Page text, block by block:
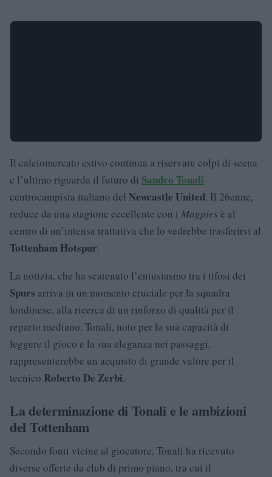
Il calciomercato estivo continua a riservare colpi di scena
e l’ultimo riguarda il futuro di Sandro Tonali
centrocampista italiano del Newcastle United. Il 26enne,
reduce da una stagione eccellente con i Magpies è al
centro di un’intensa trattativa che lo vedrebbe trasferirsi al
Tottenham Hotspur.
La notizia, che ha scatenato l’entusiasmo tra i tifosi dei
Spurs arriva in un momento cruciale per la squadra
londinese, alla ricerca di un rinforzo di qualità per il
reparto mediano. Tonali, noto per la sua capacità di
leggere il gioco e la sua eleganza nei passaggi,
rappresenterebbe un acquisto di grande valore per il
tecnico Roberto De Zerbi.
La determinazione di Tonali e le ambizioni
del Tottenham
Secondo fonti vicine al giocatore, Tonali ha ricevuto
diverse offerte da club di primo piano, tra cui il